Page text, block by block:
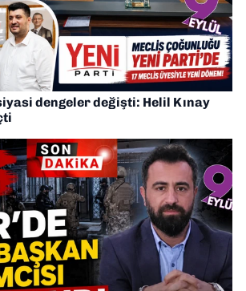
dengeler değişti: Helil Kınay